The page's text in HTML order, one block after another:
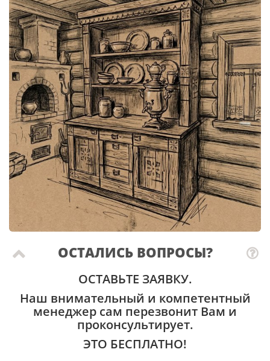
ОСТАЛИСЬ ВОПРОСЫ?
ОСТАВЬТЕ ЗАЯВКУ.
Наш внимательный и компетентный
менеджер сам перезвонит Вам и
проконсультирует.
ЭТО БЕСПЛАТНО!